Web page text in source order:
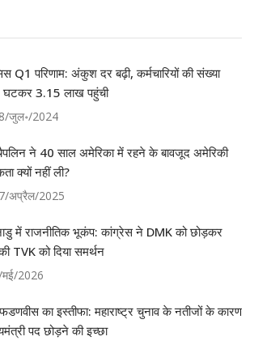
Q1 परिणाम: अंकुश दर बढ़ी, कर्मचारियों की संख्या
3.15 लाख पहुंची
जुल॰/2024
चैपलिन ने 40 साल अमेरिका में रहने के बावजूद अमेरिकी
क्यों नहीं ली?
अप्रैल/2025
में राजनीतिक भूकंप: कांग्रेस ने DMK को छोड़कर
TVK को दिया समर्थन
2026
का इस्तीफा: महाराष्ट्र चुनाव के नतीजों के कारण
पद छोड़ने की इच्छा